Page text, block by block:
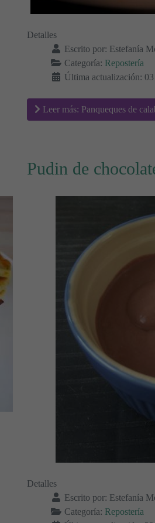
Detalles
Escrito por: Estefanía
Categoría: Repostería
Última actualización:
Leer más: Panqueques de
Pudin de
Detalles
Escrito por: Estefanía
Categoría: Repostería